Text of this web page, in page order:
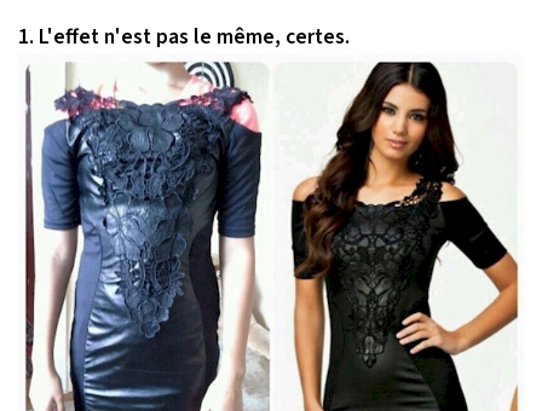
1. L'effet n'est pas le même, certes.